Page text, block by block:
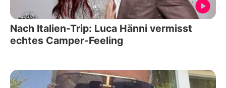
Nach Italien-Trip: Luca Hänni vermisst
echtes Camper-Feeling